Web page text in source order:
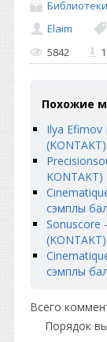
Elaim
5842
Похожие
Ilya Efimov
сэмплы
Sonuscore
сэмплы
Всего
Порядок